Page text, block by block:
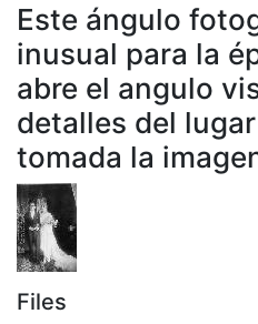
Este ángulo
inusual para la
abre el angulo
detalles del
tomada la
Files